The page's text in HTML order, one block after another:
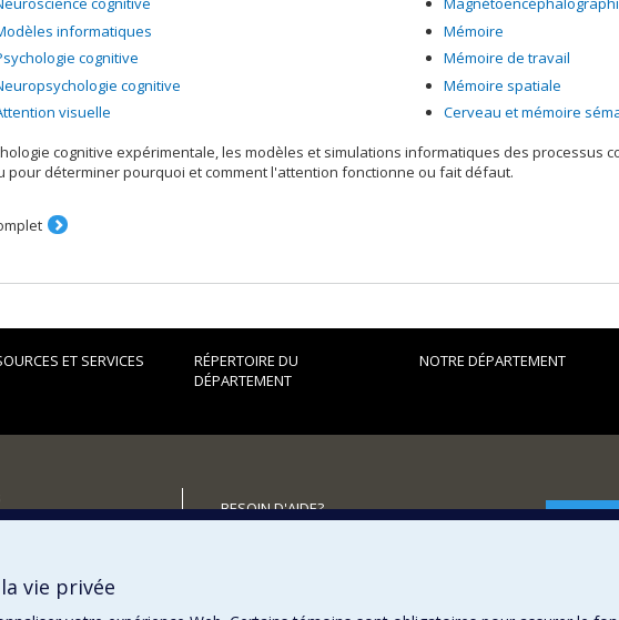
informatiques
cognitive
cognitive
visuelle
Mémoire
Mémoire de travail
Mémoire spatiale
Cerveau et mémoire
cognitive expérimentale, les modèles et simulations informatiques des processus
pour déterminer pourquoi et comment l'attention fonctionne ou fait défaut.
ET SERVICES
RÉPERTOIRE DU
DÉPARTEMENT
NOTRE DÉPARTEMENT
BESOIN D'AIDE?
FACULTÉ
vie privée